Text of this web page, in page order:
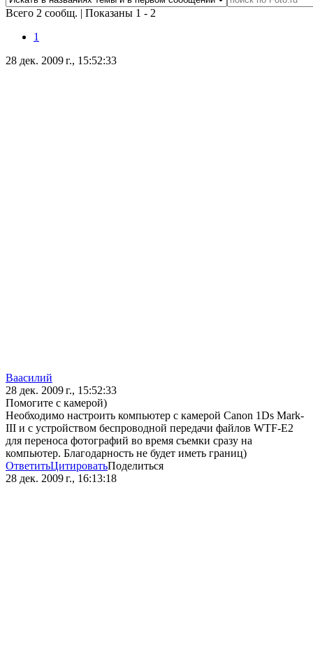
Всего 2 сообщ. | Показаны 1 - 2
1
28 дек. 2009 г., 15:52:33
Ваасилий
28 дек. 2009 г., 15:52:33
Помогите с камерой)
Необходимо настроить компьютер с камерой Canon 1Ds Mark-
III и с устройством беспроводной передачи файлов WTF-E2
для переноса фотографий во время съемки сразу на
компьютер. Благодарность не будет иметь границ)
ОтветитьЦитироватьПоделиться
28 дек. 2009 г., 16:13:18